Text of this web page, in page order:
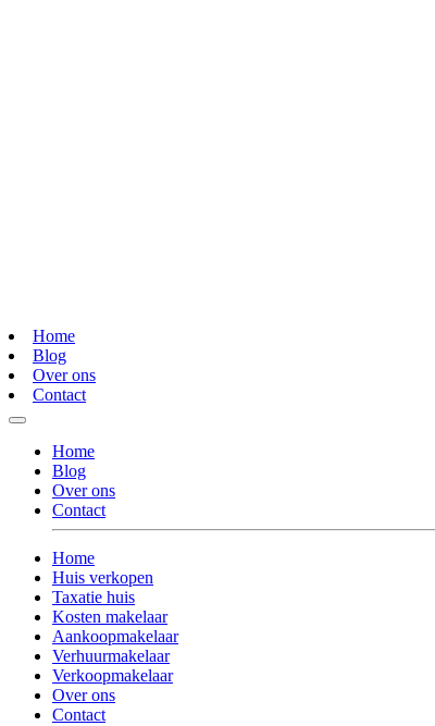
Home
Blog
Over ons
Contact
Home
Blog
Over ons
Contact
Home
Huis verkopen
Taxatie huis
Kosten makelaar
Aankoopmakelaar
Verhuurmakelaar
Verkoopmakelaar
Over ons
Contact